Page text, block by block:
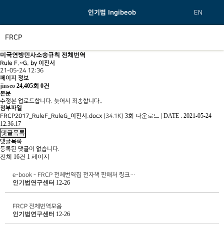
인기법 Ingibeob EN
FRCP
미국연방민사소송규칙 전체번역
Rule F.~G. by 이진서
21-05-24 12:36
페이지 정보
jinseo 24,405회 0건
본문
수정본 업로드합니다. 늦어서 죄송합니다..
첨부파일
FRCP2017_RuleF_RuleG_이진서.docx (34.1K) 3회 다운로드
DATE : 2021-05-24
12:36:17
댓글목록
댓글목록
등록된 댓글이 없습니다.
전체 16건 1 페이지
e-book - FRCP 전체번역집 전자책 판매처 링크…
인기법연구센터 12-26
FRCP 전체번역모음
인기법연구센터 12-26